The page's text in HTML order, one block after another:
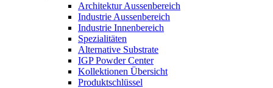
Architektur Aussenbereich
Industrie Aussenbereich
Industrie Innenbereich
Spezialitäten
Alternative Substrate
IGP Powder Center
Kollektionen Übersicht
Produktschlüssel